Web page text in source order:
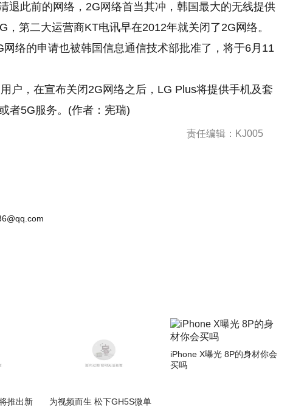
退此前的 网络，2G网络首当其冲，韩国最大的无线提供
第二大运营商KT电讯早在2012年就关闭了2G网络。
络的申请也被韩国信息通信技术部批准了，将于6月11
户，在宣布关闭2G网络之后，LG Plus将提供手机及套
者5G服务。(作者：宪瑞)
责任编辑：KJ005
推出新
为视频而生 松下GH5S微单
iPhone X曝光 8P的身材你会
买吗